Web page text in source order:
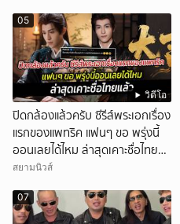
วิดีโอ
05
ปิดกล้องแล้วครับ ซีรีส์พระเอกเรื่อง
แรกของแพทริค แฟนๆ ขอ พรุ่งนี้
ออนเลยได้ไหม ล่าสุดเคาะชื่อไทย
แล้ว
สยามนิวส์
07